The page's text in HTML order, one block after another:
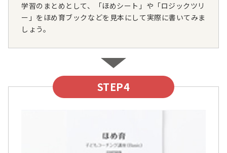
学習のまとめとして、「ほめシート」や「ロジックツリ
ー」をほめ育ブックなどを見本にして実際に書いてみま
しょう。
STEP4